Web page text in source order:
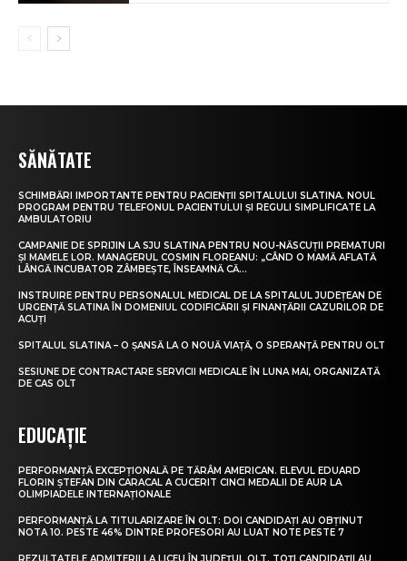
SĂNĂTATE
SCHIMBĂRI IMPORTANTE PENTRU PACIENȚII SPITALULUI SLATINA. NOUL
PROGRAM PENTRU TELEFONUL PACIENTULUI ȘI REGULI SIMPLIFICATE LA
AMBULATORIU
CAMPANIE DE SPRIJIN LA SJU SLATINA PENTRU NOU-NĂSCUȚII PREMATURI
ȘI MAMELE LOR. MANAGERUL COSMIN FLOREANU: „CÂND O MAMĂ AFLATĂ
LÂNGĂ INCUBATOR ZÂMBEȘTE, ÎNSEAMNĂ CĂ...
INSTRUIRE PENTRU PERSONALUL MEDICAL DE LA SPITALUL JUDEȚEAN DE
URGENȚĂ SLATINA ÎN DOMENIUL CODIFICĂRII ȘI FINANȚĂRII CAZURILOR DE
ACUȚI
SPITALUL SLATINA – O ȘANSĂ LA O NOUĂ VIAȚĂ, O SPERANȚĂ PENTRU OLT
SESIUNE DE CONTRACTARE SERVICII MEDICALE ÎN LUNA MAI, ORGANIZATĂ
DE CAS OLT
EDUCAȚIE
PERFORMANȚĂ EXCEPȚIONALĂ PE TĂRÂM AMERICAN. ELEVUL EDUARD
FLORIN ȘTEFAN DIN CARACAL A CUCERIT CINCI MEDALII DE AUR LA
OLIMPIADELE INTERNAȚIONALE
PERFORMANȚĂ LA TITULARIZARE ÎN OLT: DOI CANDIDAȚI AU OBȚINUT
NOTA 10. PESTE 46% DINTRE PROFESORI AU LUAT NOTE PESTE 7